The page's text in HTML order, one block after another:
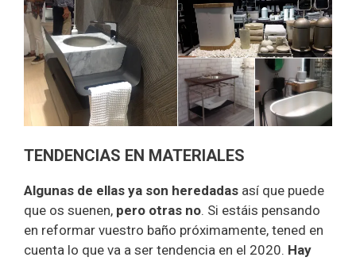
TENDENCIAS EN MATERIALES
Algunas de ellas ya son heredadas así que puede
que os suenen, pero otras no. Si estáis pensando
en reformar vuestro baño próximamente, tened en
cuenta lo que va a ser tendencia en el 2020. Hay